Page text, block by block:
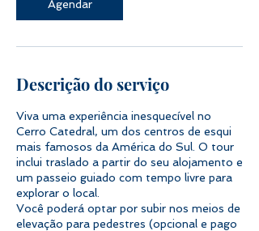
Agendar
Descrição do serviço
Viva uma experiência inesquecível no
Cerro Catedral, um dos centros de esqui
mais famosos da América do Sul. O tour
inclui traslado a partir do seu alojamento e
um passeio guiado com tempo livre para
explorar o local.
Você poderá optar por subir nos meios de
elevação para pedestres (opcional e pago